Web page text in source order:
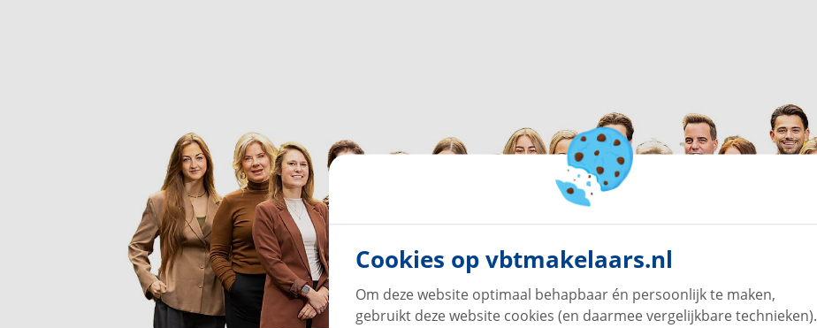
Cookies op vbtmakelaars.nl
Om deze website optimaal behapbaar én persoonlijk te maken,
gebruikt deze website cookies (en daarmee vergelijkbare technieken).